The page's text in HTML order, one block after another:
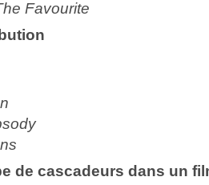
Favourite
de cascadeurs dans un